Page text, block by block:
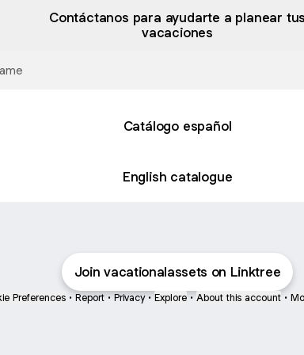
Contáctanos para ayudarte a planear tus
vacaciones
Catálogo español
English catalogue
Join vacationalassets on Linktree
Preferences • Report • Privacy • Explore • About this account •